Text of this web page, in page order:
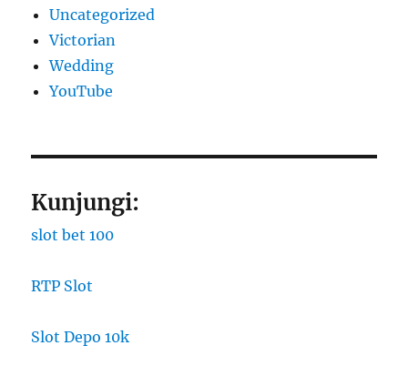
Uncategorized
Victorian
Wedding
YouTube
Kunjungi:
slot bet 100
RTP Slot
Slot Depo 10k